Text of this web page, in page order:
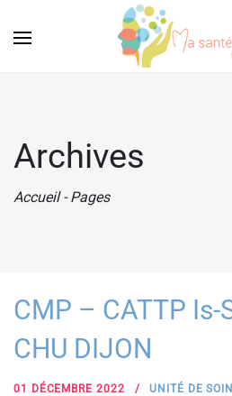
Archives
Accueil - Pages
CMP – CATTP Is-
CHU DIJON
01 DÉCEMBRE 2022 UNITÉ DE